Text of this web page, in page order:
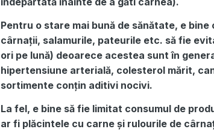
Pentru o stare mai bună de sănătate, e
cârnații, salamurile, pateurile etc. să fie
ori pe lună) deoarece acestea sunt în
hipertensiune arterială, colesterol mărit,
sortimente conțin aditivi nocivi.
La fel, e bine să fie limitat consumul de
ar fi plăcintele cu carne și rulourile de